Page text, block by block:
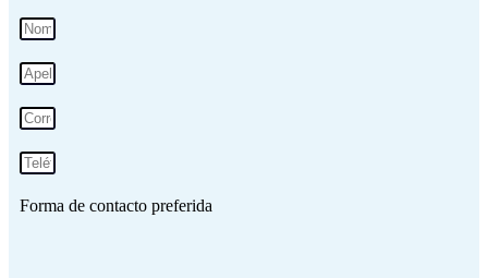
Forma de contacto preferida